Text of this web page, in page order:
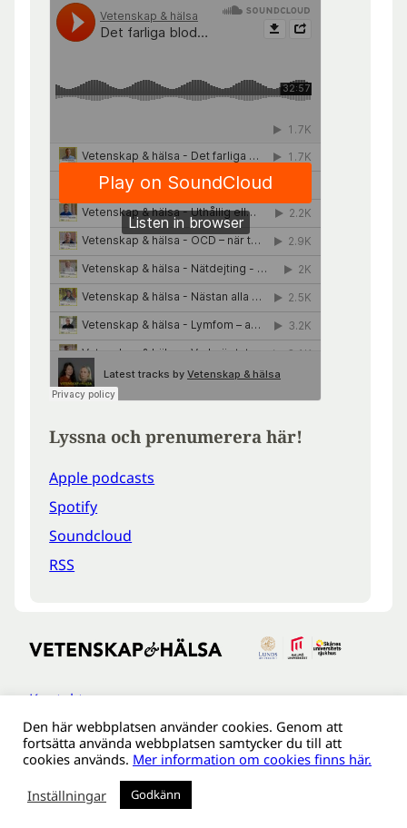
Lyssna och prenumerera här!
Apple podcasts
Spotify
Soundcloud
RSS
Kontakt
Tillgänglighetsredogöreldse
Om webbplatsen
Behandling av personuppgifter
Den här webbplatsen använder cookies. Genom att
fortsätta använda webbplatsen samtycker du till att
cookies används. Mer information om cookies finns här.
Inställningar
Godkänn